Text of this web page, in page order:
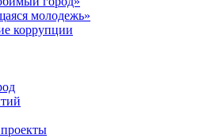
молодежь»
коррупции